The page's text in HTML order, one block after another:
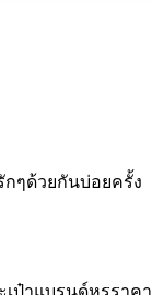
ๆด้วยกันบ่อยครั้ง
ป๋าแบรนด์หรูราคา